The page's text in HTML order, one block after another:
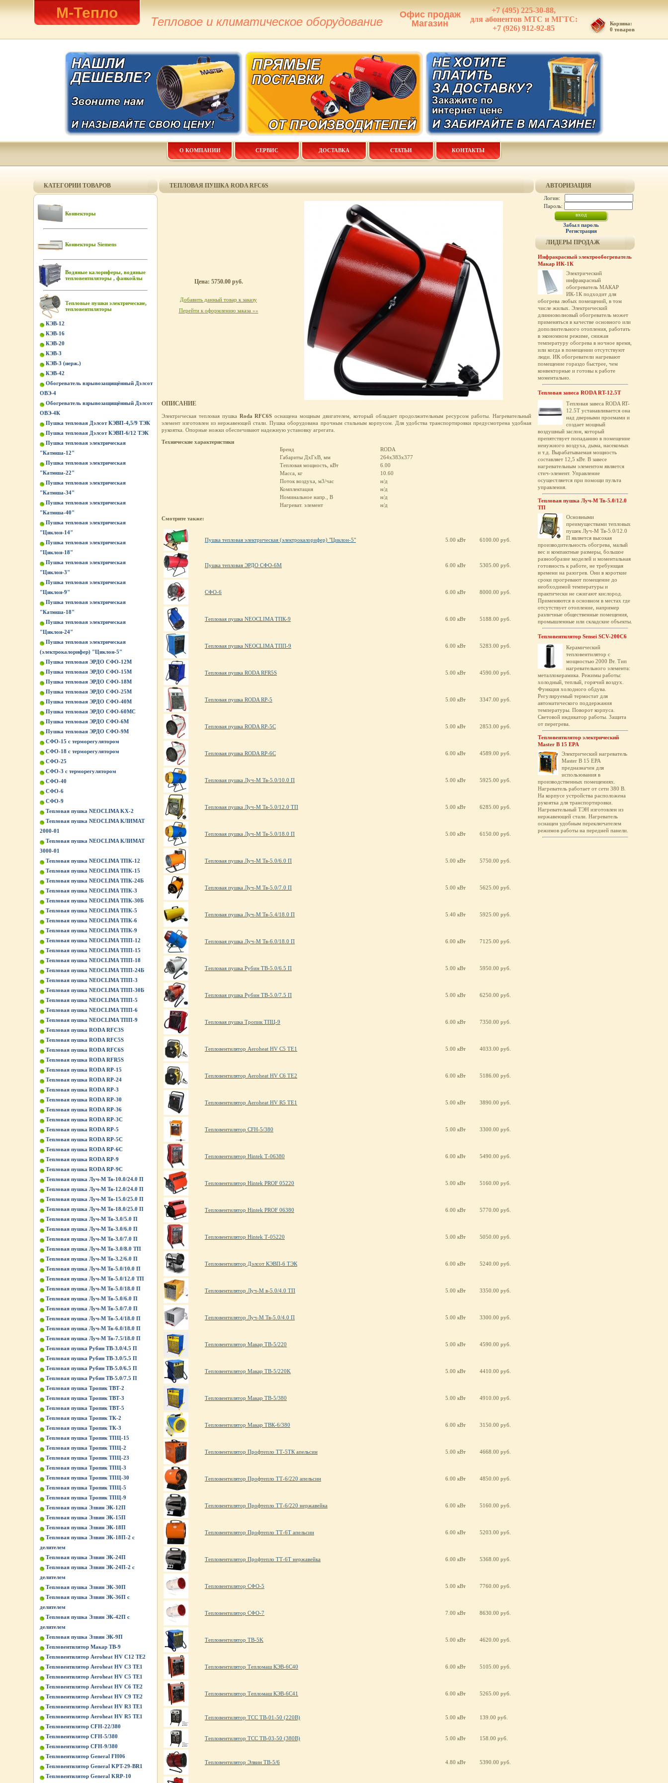
М-Тепло
Тепловое и климатическое оборудование
Офис продаж
Магазин
+7 (495) 225-30-88,
для абонентов МТС и МГТС:
+7 (926) 912-92-85
Корзина:
0 товаров
О КОМПАНИИ СЕРВИС ДОСТАВКА СТАТЬИ КОНТАКТЫ
КАТЕГОРИИ ТОВАРОВ
Конвекторы
Конвекторы Siemens
Водяные калориферы, водяные
тепловентиляторы , фанкойлы
Тепловые пушки электрические,
тепловентиляторы
КЭВ-12
КЭВ-16
КЭВ-20
КЭВ-3
КЭВ-3 (нерж.)
КЭВ-42
Обогреватель взрывозащищённый Дэлсот
ОВЭ-4
Обогреватель взрывозащищённый Дэлсот
ОВЭ-4К
Пушка тепловая Дэлсот КЭВП-4,5/9 ТЭК
Пушка тепловая Дэлсот КЭВП-6/12 ТЭК
Пушка тепловая электрическая
"Катюша-12"
Пушка тепловая электрическая
"Катюша-22"
Пушка тепловая электрическая
"Катюша-34"
Пушка тепловая электрическая
"Катюша-40"
Пушка тепловая электрическая
"Циклон-14"
Пушка тепловая электрическая
"Циклон-18"
Пушка тепловая электрическая
"Циклон-3"
Пушка тепловая электрическая
"Циклон-9"
Пушка тепловая электрическая
"Катюша-18"
Пушка тепловая электрическая
"Циклон-24"
Пушка тепловая электрическая
(электрокалорифер) "Циклон-5"
Пушка тепловая ЭРДО СФО-12М
Пушка тепловая ЭРДО СФО-15М
Пушка тепловая ЭРДО СФО-18М
Пушка тепловая ЭРДО СФО-25М
Пушка тепловая ЭРДО СФО-40М
Пушка тепловая ЭРДО СФО-60МС
Пушка тепловая ЭРДО СФО-6М
Пушка тепловая ЭРДО СФО-9М
СФО-15 с терморегулятором
СФО-18 с терморегулятором
СФО-25
СФО-3 с терморегулятором
СФО-40
СФО-6
СФО-9
Тепловая пушка NEOCLIMA KХ-2
Тепловая пушка NEOCLIMA КЛИМАТ
2000-01
Тепловая пушка NEOCLIMA КЛИМАТ
3000-01
Тепловая пушка NEOCLIMA ТПК-12
Тепловая пушка NEOCLIMA ТПК-15
Тепловая пушка NEOCLIMA ТПК-24Б
Тепловая пушка NEOCLIMA ТПК-3
Тепловая пушка NEOCLIMA ТПК-30Б
Тепловая пушка NEOCLIMA ТПК-5
Тепловая пушка NEOCLIMA ТПК-6
Тепловая пушка NEOCLIMA ТПК-9
Тепловая пушка NEOCLIMA ТПП-12
Тепловая пушка NEOCLIMA ТПП-15
Тепловая пушка NEOCLIMA ТПП-18
Тепловая пушка NEOCLIMA ТПП-24Б
Тепловая пушка NEOCLIMA ТПП-3
Тепловая пушка NEOCLIMA ТПП-30Б
Тепловая пушка NEOCLIMA ТПП-5
Тепловая пушка NEOCLIMA ТПП-6
Тепловая пушка NEOCLIMA ТПП-9
Тепловая пушка RODA RFC3S
Тепловая пушка RODA RFC5S
Тепловая пушка RODA RFC6S
Тепловая пушка RODA RFR5S
Тепловая пушка RODA RP-15
Тепловая пушка RODA RP-24
Тепловая пушка RODA RP-3
Тепловая пушка RODA RP-30
Тепловая пушка RODA RP-36
Тепловая пушка RODA RP-3C
Тепловая пушка RODA RP-5
Тепловая пушка RODA RP-5C
Тепловая пушка RODA RP-6C
Тепловая пушка RODA RP-9
Тепловая пушка RODA RP-9C
Тепловая пушка Луч-М Тв-10.0/24.0 П
Тепловая пушка Луч-М Тв-12.0/24.0 П
Тепловая пушка Луч-М Тв-15.0/25.0 П
Тепловая пушка Луч-М Тв-18.0/25.0 П
Тепловая пушка Луч-М Тв-3.0/5.0 П
Тепловая пушка Луч-М Тв-3.0/6.0 П
Тепловая пушка Луч-М Тв-3.0/7.0 П
Тепловая пушка Луч-М Тв-3.0/8.0 ТП
Тепловая пушка Луч-М Тв-3.2/6.0 П
Тепловая пушка Луч-М Тв-5.0/10.0 П
Тепловая пушка Луч-М Тв-5.0/12.0 ТП
Тепловая пушка Луч-М Тв-5.0/18.0 П
Тепловая пушка Луч-М Тв-5.0/6.0 П
Тепловая пушка Луч-М Тв-5.0/7.0 П
Тепловая пушка Луч-М Тв-5.4/18.0 П
Тепловая пушка Луч-М Тв-6.0/18.0 П
Тепловая пушка Луч-М Тв-7.5/18.0 П
Тепловая пушка Рубин ТВ-3.0/4.5 П
Тепловая пушка Рубин ТВ-3.0/5.5 П
Тепловая пушка Рубин ТВ-5.0/6.5 П
Тепловая пушка Рубин ТВ-5.0/7.5 П
Тепловая пушка Тропик ТВТ-2
Тепловая пушка Тропик ТВТ-3
Тепловая пушка Тропик ТВТ-5
Тепловая пушка Тропик ТК-2
Тепловая пушка Тропик ТК-3
Тепловая пушка Тропик ТПЦ-15
Тепловая пушка Тропик ТПЦ-2
Тепловая пушка Тропик ТПЦ-23
Тепловая пушка Тропик ТПЦ-3
Тепловая пушка Тропик ТПЦ-30
Тепловая пушка Тропик ТПЦ-5
Тепловая пушка Тропик ТПЦ-9
Тепловая пушка Элвин ЭК-12П
Тепловая пушка Элвин ЭК-15П
Тепловая пушка Элвин ЭК-18П
Тепловая пушка Элвин ЭК-18П-2 с
делителем
Тепловая пушка Элвин ЭК-24П
Тепловая пушка Элвин ЭК-24П-2 с
делителем
Тепловая пушка Элвин ЭК-30П
Тепловая пушка Элвин ЭК-36П с
делителем
Тепловая пушка Элвин ЭК-42П с
делителем
Тепловая пушка Элвин ЭК-9П
Тепловентилятор Макар ТВ-9
Тепловентилятор Aeroheat HV C12 TE2
Тепловентилятор Aeroheat HV C3 TE1
Тепловентилятор Aeroheat HV C5 TE1
Тепловентилятор Aeroheat HV C6 TE2
Тепловентилятор Aeroheat HV C9 TE2
Тепловентилятор Aeroheat HV R3 TE1
Тепловентилятор Aeroheat HV R5 TE1
Тепловентилятор CFH-22/380
Тепловентилятор CFH-5/380
Тепловентилятор CFH-9/380
Тепловентилятор General FH06
Тепловентилятор General KPT-29-BR1
Тепловентилятор General KRP-10
ТЕПЛОВАЯ ПУШКА RODA RFC6S
Цена: 5750.00 руб.
Добавить данный товар к заказу
Перейти к оформлению заказа »»
ОПИСАНИЕ
Электрическая тепловая пушка Roda RFC6S оснащена мощным двигателем, который обладает продолжительным ресурсом работы. Нагревательный
элемент изготовлен из нержавеющей стали. Пушка оборудована прочным стальным корпусом. Для удобства транспортировки предусмотрена удобная
рукоятка. Опорные ножки обеспечивают надежную установку агрегата.
Технические характеристики
Бренд
RODA
Габариты ДхГхВ, мм
264x383x377
Тепловая мощность, кВт
6.00
Масса, кг
10.60
Поток воздуха, м3/час
н/д
Комплектация
н/д
Номинальное напр., В
н/д
Нагреват. элемент
н/д
Смотрите также:
Пушка тепловая электрическая (электрокалорифер) "Циклон-5" 5.00 кВт 6100.00 руб.
Пушка тепловая ЭРДО СФО-6М 6.00 кВт 5305.00 руб.
СФО-6 6.00 кВт 8000.00 руб.
Тепловая пушка NEOCLIMA ТПК-9 6.00 кВт 5188.00 руб.
Тепловая пушка NEOCLIMA ТПП-9 6.00 кВт 5283.00 руб.
Тепловая пушка RODA RFR5S 5.00 кВт 4590.00 руб.
Тепловая пушка RODA RP-5 5.00 кВт 3347.00 руб.
Тепловая пушка RODA RP-5C 5.00 кВт 2853.00 руб.
Тепловая пушка RODA RP-6C 6.00 кВт 4589.00 руб.
Тепловая пушка Луч-М Тв-5.0/10.0 П 5.00 кВт 5925.00 руб.
Тепловая пушка Луч-М Тв-5.0/12.0 ТП 5.00 кВт 6285.00 руб.
Тепловая пушка Луч-М Тв-5.0/18.0 П 5.00 кВт 6150.00 руб.
Тепловая пушка Луч-М Тв-5.0/6.0 П 5.00 кВт 5750.00 руб.
Тепловая пушка Луч-М Тв-5.0/7.0 П 5.00 кВт 5625.00 руб.
Тепловая пушка Луч-М Тв-5.4/18.0 П 5.40 кВт 5925.00 руб.
Тепловая пушка Луч-М Тв-6.0/18.0 П 6.00 кВт 7125.00 руб.
Тепловая пушка Рубин ТВ-5.0/6.5 П 5.00 кВт 5950.00 руб.
Тепловая пушка Рубин ТВ-5.0/7.5 П 5.00 кВт 6250.00 руб.
Тепловая пушка Тропик ТПЦ-9 6.00 кВт 7350.00 руб.
Тепловентилятор Aeroheat HV C5 TE1 5.00 кВт 4033.00 руб.
Тепловентилятор Aeroheat HV C6 TE2 6.00 кВт 5186.00 руб.
Тепловентилятор Aeroheat HV R5 TE1 5.00 кВт 3890.00 руб.
Тепловентилятор CFH-5/380 5.00 кВт 3300.00 руб.
Тепловентилятор Hintek Т-06380 6.00 кВт 5490.00 руб.
Тепловентилятор Hintek PROF 05220 5.00 кВт 5160.00 руб.
Тепловентилятор Hintek PROF 06380 6.00 кВт 5770.00 руб.
Тепловентилятор Hintek Т-05220 5.00 кВт 5050.00 руб.
Тепловентилятор Дэлсот КЭВП-6 ТЭК 6.00 кВт 5240.00 руб.
Тепловентилятор Луч-М в-5.0/4.0 ТП 5.00 кВт 3350.00 руб.
Тепловентилятор Луч-М Тв-5.0/4.0 П 5.00 кВт 3300.00 руб.
Тепловентилятор Макар ТВ-5/220 5.00 кВт 4590.00 руб.
Тепловентилятор Макар ТВ-5/220K 5.00 кВт 4410.00 руб.
Тепловентилятор Макар ТВ-5/380 5.00 кВт 4910.00 руб.
Тепловентилятор Макар ТВК-6/380 6.00 кВт 3150.00 руб.
Тепловентилятор Профтепло ТТ-5ТК апельсин 5.00 кВт 4668.00 руб.
Тепловентилятор Профтепло ТТ-6/220 апельсин 6.00 кВт 4850.00 руб.
Тепловентилятор Профтепло ТТ-6/220 нержавейка 6.00 кВт 5160.00 руб.
Тепловентилятор Профтепло ТТ-6Т апельсин 6.00 кВт 5203.00 руб.
Тепловентилятор Профтепло ТТ-6Т нержавейка 6.00 кВт 5368.00 руб.
Тепловентилятор СФО-5 5.00 кВт 7760.00 руб.
Тепловентилятор СФО-7 7.00 кВт 8630.00 руб.
Тепловентилятор ТВ-5K 5.00 кВт 4620.00 руб.
Тепловентилятор Тепломаш КЭВ-6С40 6.00 кВт 5105.00 руб.
Тепловентилятор Тепломаш КЭВ-6С41 6.00 кВт 5265.00 руб.
Тепловентилятор ТСС ТВ-01-50 (220В) 5.00 кВт 139.00 руб.
Тепловентилятор ТСС ТВ-03-50 (380В) 5.00 кВт 158.00 руб.
Тепловентилятор Элвин ТВ-5/6 4.80 кВт 5390.00 руб.
АВТОРИЗАЦИЯ
Логин:
Пароль:
Забыл пароль
Регистрация
ЛИДЕРЫ ПРОДАЖ
Инфракрасный электрообогреватель
Макар ИК-1К
Электрический
инфракрасный
обогреватель МАКАР
ИК-1К подходит для
обогрева любых помещений, в том
числе жилых. Электрический
длинноволновый обогреватель может
применяться в качестве основного или
дополнительного отопления, работать
в экономном режиме, снижая
температуру обогрева в ночное время,
или когда в помещении отсутствуют
люди. ИК обогреватели нагревают
помещение гораздо быстрее, чем
конвекторные и готовы к работе
моментально.
Тепловая завеса RODA RT-12.5T
Тепловая завеса RODA RT-
12.5T устанавливается она
над дверными проемами и
создает мощный
воздушный заслон, который
препятствует попаданию в помещение
ненужного воздуха, дыма, насекомых
и т.д. Вырабатываемая мощность
составляет 12,5 кВт. В завесе
нагревательным элементом является
стич-элемент. Управление
осущестляется при помощи пульта
управления.
Тепловая пушка Луч-М Тв-5.0/12.0
ТП
Основными
преимуществами тепловых
пушек Луч-М Тв-5.0/12.0
П является высокая
производительность обогрева, малый
вес и компактные размеры, большое
разнообразие моделей и моментальная
готовность к работе, не требующая
времени на разогрев. Они в короткие
сроки прогревают помещение до
необходимой температуры и
практически не сжигают кислород.
Применяются в основном в местах где
отсутствует отопление, например
различные общественные помещения,
промышленные или складские объекты.
Тепловентилятор Sensei SCV-200C6
Керамический
тепловентилятор с
мощностью 2000 Вт. Тип
нагревательного элемента:
металлокерамика. Режимы работы:
холодный, теплый, горячий воздух.
Функция холодного обдува.
Регулируемый термостат для
автоматического поддержания
температуры. Поворот корпуса.
Световой индикатор работы. Защита
от перегрева.
Тепловентилятор электрический
Master B 15 EPA
Электрический нагреватель
Master B 15 EPA
предназначен для
использования в
производственных помещениях.
Нагреватель работает от сети 380 В.
На корпусе устройства расположена
рукоятка для транспортировки.
Нагревательный ТЭН изготовлен из
нержавеющей стали. Нагреватель
оснащен удобным переключателем
режимов работы на передней панели.